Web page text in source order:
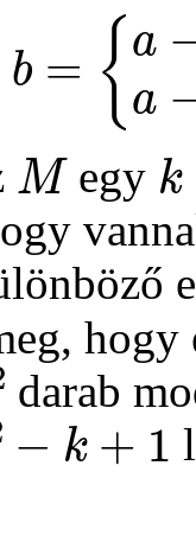
−b haa ≥
Megy k
darab
−k+1